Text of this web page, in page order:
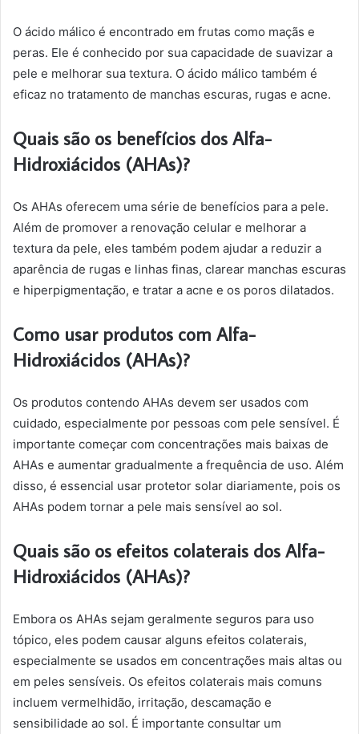
O ácido málico é encontrado em frutas como maçãs e
peras. Ele é conhecido por sua capacidade de suavizar a
pele e melhorar sua textura. O ácido málico também é
eficaz no tratamento de manchas escuras, rugas e acne.
Quais são os benefícios dos Alfa-
Hidroxiácidos (AHAs)?
Os AHAs oferecem uma série de benefícios para a pele.
Além de promover a renovação celular e melhorar a
textura da pele, eles também podem ajudar a reduzir a
aparência de rugas e linhas finas, clarear manchas escuras
e hiperpigmentação, e tratar a acne e os poros dilatados.
Como usar produtos com Alfa-
Hidroxiácidos (AHAs)?
Os produtos contendo AHAs devem ser usados com
cuidado, especialmente por pessoas com pele sensível. É
importante começar com concentrações mais baixas de
AHAs e aumentar gradualmente a frequência de uso. Além
disso, é essencial usar protetor solar diariamente, pois os
AHAs podem tornar a pele mais sensível ao sol.
Quais são os efeitos colaterais dos Alfa-
Hidroxiácidos (AHAs)?
Embora os AHAs sejam geralmente seguros para uso
tópico, eles podem causar alguns efeitos colaterais,
especialmente se usados em concentrações mais altas ou
em peles sensíveis. Os efeitos colaterais mais comuns
incluem vermelhidão, irritação, descamação e
sensibilidade ao sol. É importante consultar um